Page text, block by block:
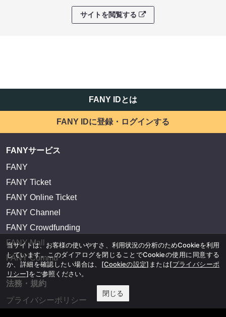
サイトを閲覧する
FANY IDとは
FANY IDに登録・ログインする
FANYサービス
FANY
FANY Ticket
FANY Online Ticket
FANY Channel
FANY Crowdfunding
FANY Mall
FANY Commu
法務・規約
プライバシーポリシー
当サイトは、お客様の使いやすさ、利用状況の分析のためCookieを利用
しています。このダイアログを閉じることでCookieの使用に同意する
か、詳細を確認したい場合は、 [Cookieの設定] または[プライバシーポ
リシー]をご参照ください。
閉じる